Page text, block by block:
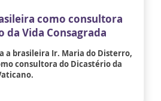
como consultora
da Vida Consagrada
a brasileira Ir. Maria do Disterro,
consultora do Dicastério da